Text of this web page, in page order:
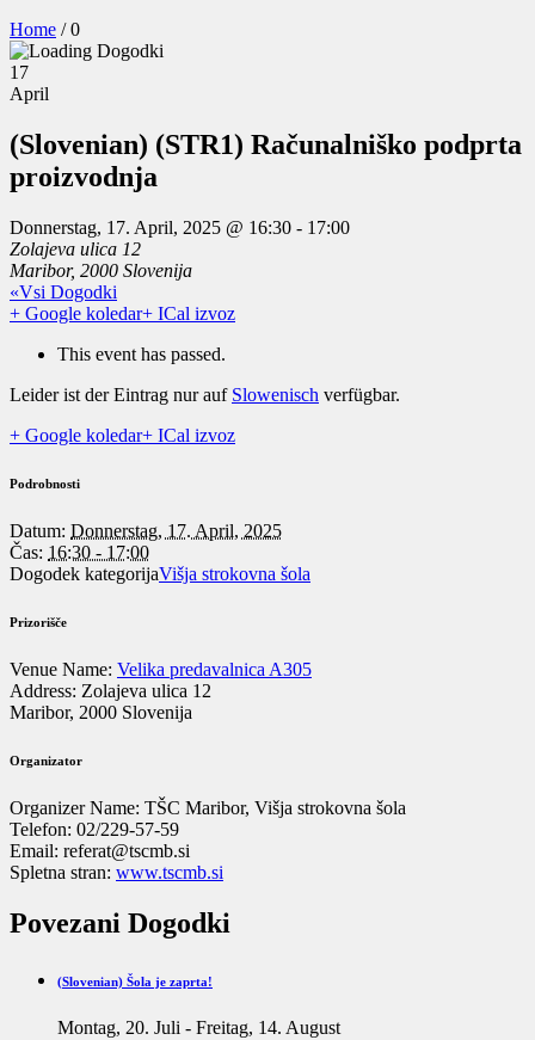
Home /0
17
April
(Slovenian) (STR1) Računalniško podprta
proizvodnja
Donnerstag, 17. April, 2025 @ 16:30 - 17:00
Zolajeva ulica 12
Maribor, 2000 Slovenija
«Vsi Dogodki
+ Google koledar+ ICal izvoz
This event has passed.
Leider ist der Eintrag nur auf Slowenisch verfügbar.
+ Google koledar+ ICal izvoz
Podrobnosti
Datum: Donnerstag, 17. April, 2025
Čas: 16:30 - 17:00
Dogodek kategorijaVišja strokovna šola
Prizorišče
Venue Name: Velika predavalnica A305
Address: Zolajeva ulica 12
Maribor, 2000 Slovenija
Organizator
Organizer Name: TŠC Maribor, Višja strokovna šola
Telefon: 02/229-57-59
Email: referat@tscmb.si
Spletna stran: www.tscmb.si
Povezani Dogodki
(Slovenian) Šola je zaprta!
Montag, 20. Juli - Freitag, 14. August